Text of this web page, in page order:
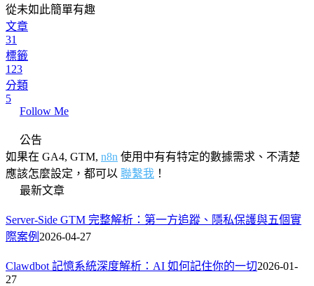
從未如此簡單有趣
文章
31
標籤
123
分類
5
Follow Me
公告
如果在 GA4, GTM, n8n 使用中有有特定的數據需求、不清楚
應該怎麼設定，都可以 聯繫我 ！
最新文章
Server-Side GTM 完整解析：第一方追蹤、隱私保護與五個實
際案例 2026-04-27
Clawdbot 記憶系統深度解析：AI 如何記住你的一切2026-01-
27